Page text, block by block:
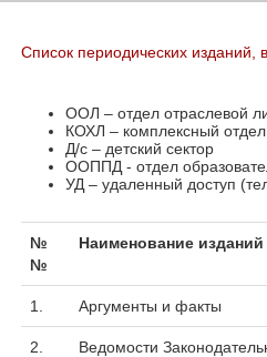
Список периодических изданий,
ООЛ – отдел отраслевой
КОХЛ – комплексный
Д/с – детский сектор
ООППД - отдел
УД – удаленный доступ
№
№
Наименование изданий
1. Аргументы и факты
2. Ведомости